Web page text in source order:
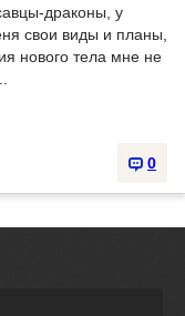
драконы, у
свои виды и планы,
нового тела мне не
0